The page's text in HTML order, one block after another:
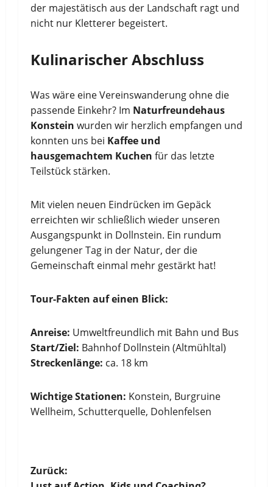
der majestätisch aus der Landschaft ragt und
nicht nur Kletterer begeistert.
Kulinarischer Abschluss
Was wäre eine Vereinswanderung ohne die
passende Einkehr? Im Naturfreundehaus
Konstein wurden wir herzlich empfangen und
konnten uns bei Kaffee und
hausgemachtem Kuchen für das letzte
Teilstück stärken.
Mit vielen neuen Eindrücken im Gepäck
erreichten wir schließlich wieder unseren
Ausgangspunkt in Dollnstein. Ein rundum
gelungener Tag in der Natur, der die
Gemeinschaft einmal mehr gestärkt hat!
Tour-Fakten auf einen Blick:
Anreise: Umweltfreundlich mit Bahn und Bus
Start/Ziel: Bahnhof Dollnstein (Altmühltal)
Streckenlänge: ca. 18 km
Wichtige Stationen: Konstein, Burgruine
Wellheim, Schutterquelle, Dohlenfelsen
B
Zurück: